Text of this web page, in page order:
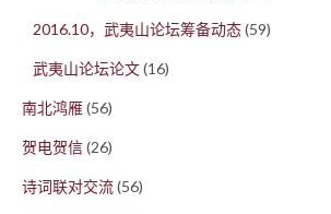
2016.10，武夷山论坛筹备动态(59)
武夷山论坛论文(16)
南北鸿雁(56)
贺电贺信(26)
诗词联对交流(56)